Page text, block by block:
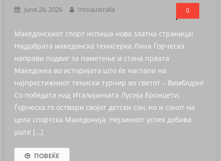
June 28, 2026 Intvaustralia 0
Македонскиот спорт испиша нова златна страница!
Најдобрата македонска тенисерка Лина Ѓорческа
направи подвиг за паметење и стана првата
Македонка во историјата што ќе настапи на
најпрестижниот тениски турнир во светот – Вимблдон!
Со победата над Италијанката Лусија Бронцети,
Ѓорческа го оствари својот детски сон, но и сонот на
цела спортска Македонија. Нејзиниот успех добива
уште […]
ПОВЕЌЕ